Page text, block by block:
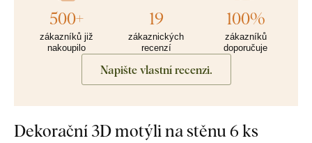
500+
zákazníků již
nakoupilo
19
zákaznických
recenzí
100%
zákazníků
doporučuje
Napište vlastní recenzi.
Dekorační 3D motýli na stěnu 6 ks